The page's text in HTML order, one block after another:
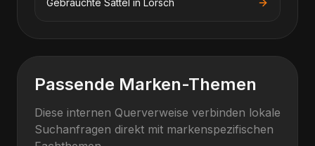
Gebrauchte Sättel in Lorsch
Passende Marken-Themen
Diese internen Querverweise verbinden lokale
Suchanfragen direkt mit markenspezifischen